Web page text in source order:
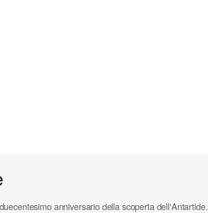
anniversario della scoperta dell'Antartide.